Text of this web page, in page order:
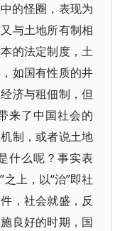
的怪圈，表现为
与土地所有制相
的法定制度，土
如国有性质的井
济与租佃制，但
来了中国社会的
制，或者说土地
什么呢？事实表
上，以“治”即社
，社会就盛，反
良好的时期，国